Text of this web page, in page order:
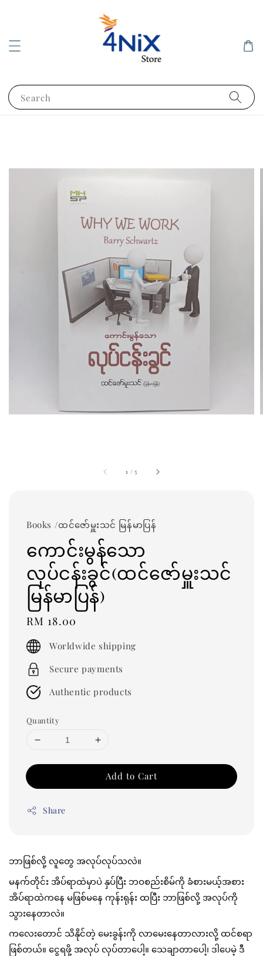
Search
1 /5
Books /ထင်ဇော်မှူးသင် မြန်မာပြန်
ကောင်းမွန်သော
လုပ်ငန်းခွင်(ထင်ဇော်မှူးသင်
မြန်မာပြန်)
Regular
price
RM 18.00
Worldwide shipping
Secure payments
Authentic products
Quantity
Add to Cart
Share
ဘာဖြစ်လို့ လူတွေ အလုပ်လုပ်သလဲ။
မနက်တိုင်း အိပ်ရာထဲမှာပဲ နှပ်ပြီး ဘဝစည်းစိမ်ကို ခံစားမယ့်အစား
အိပ်ရာထဲကနေ မဖြစ်မနေ ကုန်းရုန်း ထပြီး ဘာဖြစ်လို့ အလုပ်ကို
သွားနေတာလဲ။
ကလေးတောင် သိနိုင်တဲ့ မေးခွန်းကို လာမေးနေတာလားလို့ ထင်စရာ
ဖြစ်တယ်။ ငွေရဖို့ အလုပ် လုပ်တာပေါ့။ သေချာတာပေါ့၊ ဒါပေမဲ့ ဒီ